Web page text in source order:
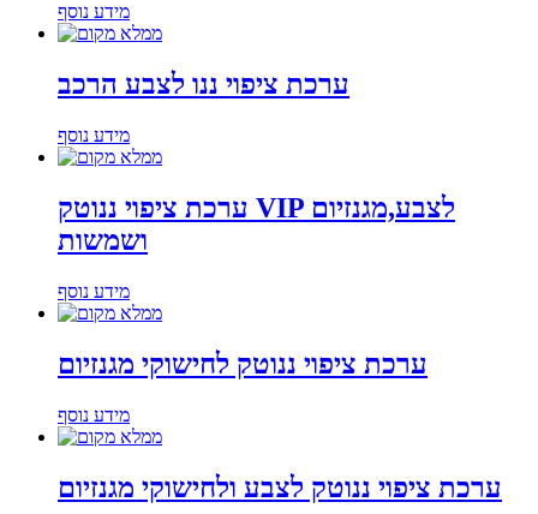
מידע נוסף
ערכת ציפוי ננו לצבע הרכב
מידע נוסף
ערכת ציפוי ננוטק VIP לצבע,מגנזיום
ושמשות
מידע נוסף
ערכת ציפוי ננוטק לחישוקי מגנזיום
מידע נוסף
ערכת ציפוי ננוטק לצבע ולחישוקי מגנזיום